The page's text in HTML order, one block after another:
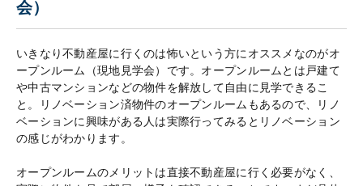
会）
いきなり不動産屋に行くのは怖いという方にオススメなのがオ
ープンルーム（現地見学会）です。オープンルームとは戸建て
や中古マンションなどの物件を解放して自由に見学できるこ
と。リノベーション済物件のオープンルームもあるので、リノ
ベーションに興味がある人は実際行ってみるとリノベーション
の感じがわかります。
オープンルームのメリットは直接不動産屋に行く必要がなく、